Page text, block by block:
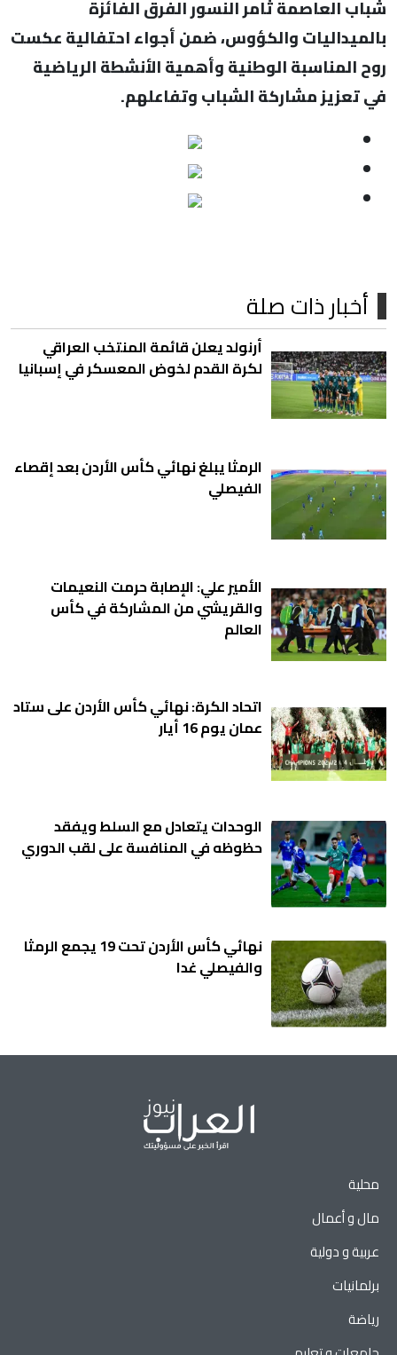
شباب العاصمة ثامر النسور الفرق الفائزة
بالميداليات والكؤوس، ضمن أجواء احتفالية عكست
روح المناسبة الوطنية وأهمية الأنشطة الرياضية
في تعزيز مشاركة الشباب وتفاعلهم.
أخبار ذات صلة
أرنولد يعلن قائمة المنتخب العراقي
لكرة القدم لخوض المعسكر في إسبانيا
الرمثا يبلغ نهائي كأس الأردن بعد إقصاء
الفيصلي
الأمير علي: الإصابة حرمت النعيمات
والقريشي من المشاركة في كأس
العالم
اتحاد الكرة: نهائي كأس الأردن على ستاد
عمان يوم 16 أيار
الوحدات يتعادل مع السلط ويفقد
حظوظه في المنافسة على لقب الدوري
نهائي كأس الأردن تحت 19 يجمع الرمثا
والفيصلي غدا
محلية
مال و أعمال
عربية و دولية
برلمانيات
رياضة